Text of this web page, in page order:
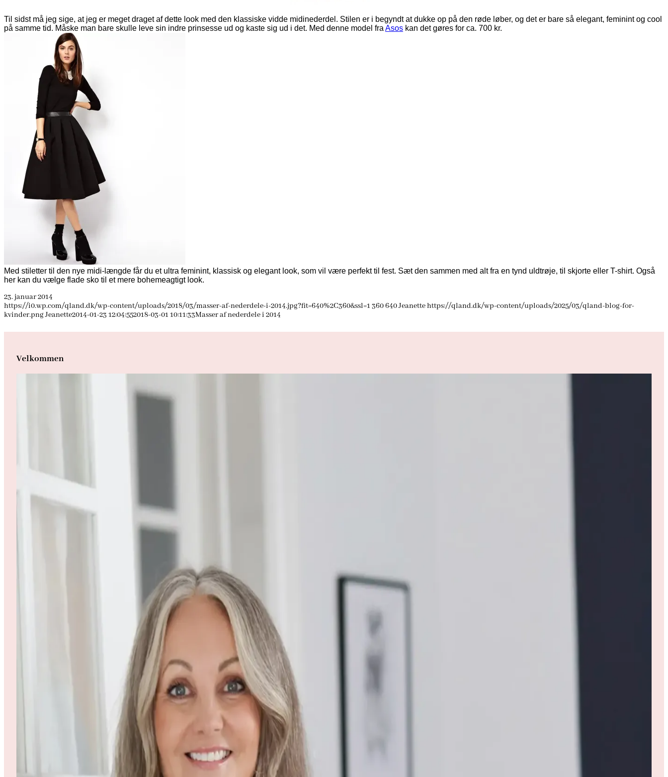
Til sidst må jeg sige, at jeg er meget draget af dette look med den klassiske vidde midinederdel. Stilen er i begyndt at dukke op på den røde løber, og det er bare så elegant, feminint og cool
på samme tid. Måske man bare skulle leve sin indre prinsesse ud og kaste sig ud i det. Med denne model fra Asos kan det gøres for ca. 700 kr.
Med stiletter til den nye midi-længde får du et ultra feminint, klassisk og elegant look, som vil være perfekt til fest. Sæt den sammen med alt fra en tynd uldtrøje, til skjorte eller T-shirt. Også
her kan du vælge flade sko til et mere bohemeagtigt look.
23. januar 2014
https://i0.wp.com/qland.dk/wp-content/uploads/2018/03/masser-af-nederdele-i-2014.jpg?fit=640%2C360&ssl=1 360640Jeanettehttps://qland.dk/wp-content/uploads/2025/03/qland-blog-for-
kvinder.pngJeanette2014-01-23 12:04:552018-03-01 10:11:33Masser af nederdele i 2014
Velkommen